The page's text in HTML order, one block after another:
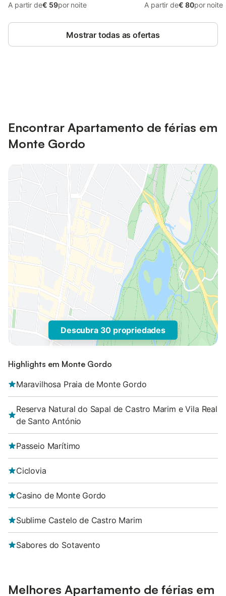
A partir de€ 59por noite
A partir de€ 80por noite
Mostrar todas as ofertas
Encontrar Apartamento de férias em
Monte Gordo
Descubra 30 propriedades
Highlights em Monte Gordo
Maravilhosa Praia de Monte Gordo
Reserva Natural do Sapal de Castro Marim e Vila Real
de Santo António
Passeio Marítimo
Ciclovia
Casino de Monte Gordo
Sublime Castelo de Castro Marim
Sabores do Sotavento
Melhores Apartamento de férias em